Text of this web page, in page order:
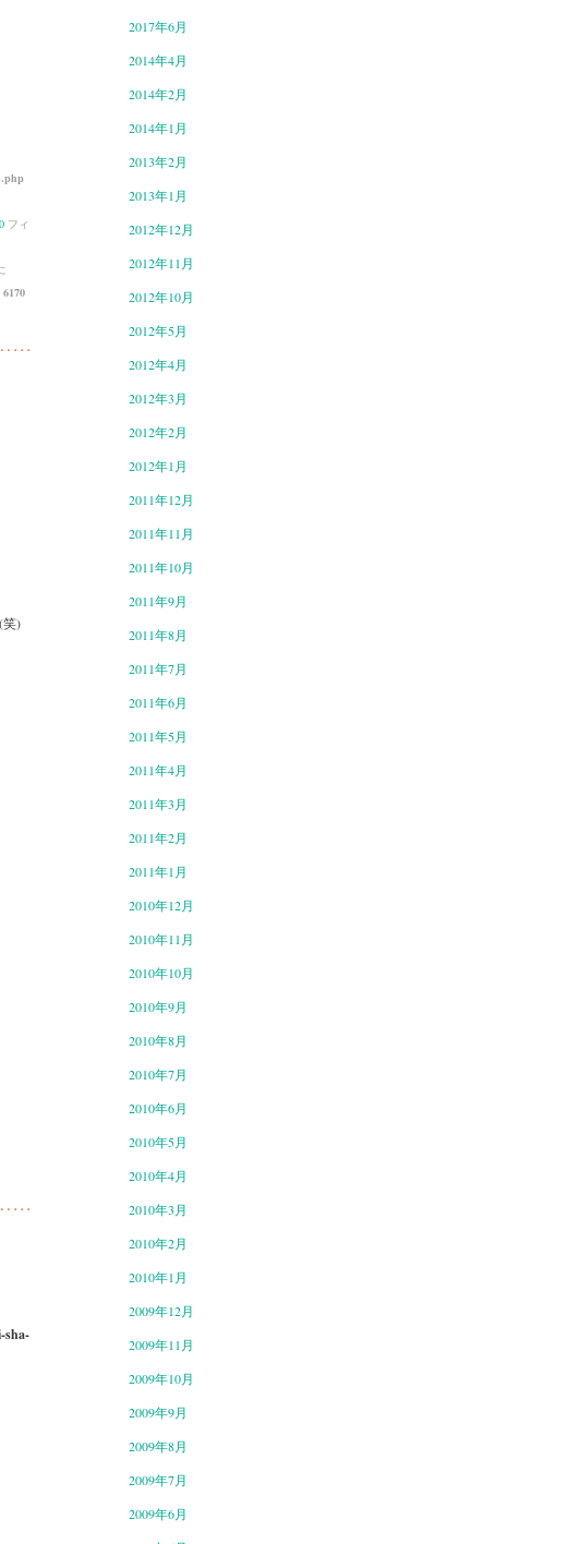
フィ
6170
笑)
sha-
2017年6月
2014年4月
2014年2月
2014年1月
2013年2月
2013年1月
2012年12月
2012年11月
2012年10月
2012年5月
2012年4月
2012年3月
2012年2月
2012年1月
2011年12月
2011年11月
2011年10月
2011年9月
2011年8月
2011年7月
2011年6月
2011年5月
2011年4月
2011年3月
2011年2月
2011年1月
2010年12月
2010年11月
2010年10月
2010年9月
2010年8月
2010年7月
2010年6月
2010年5月
2010年4月
2010年3月
2010年2月
2010年1月
2009年12月
2009年11月
2009年10月
2009年9月
2009年8月
2009年7月
2009年6月